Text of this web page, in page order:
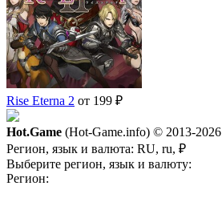
Rise Eterna 2 от 199 ₽
Hot.Game (Hot-Game.info) © 2013-2026
Регион, язык и валюта: RU, ru, ₽
Выберите регион, язык и валюту:
Регион: